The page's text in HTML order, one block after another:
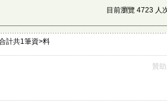
目前瀏覽 4723 人
計共1筆資>料
贊